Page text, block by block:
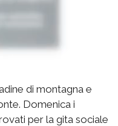
di montagna e
Domenica i
per la gita sociale